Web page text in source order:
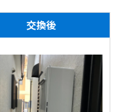
交換後